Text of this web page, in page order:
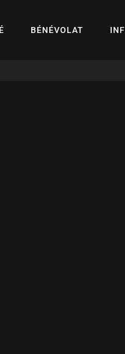
BÉNÉVOLAT